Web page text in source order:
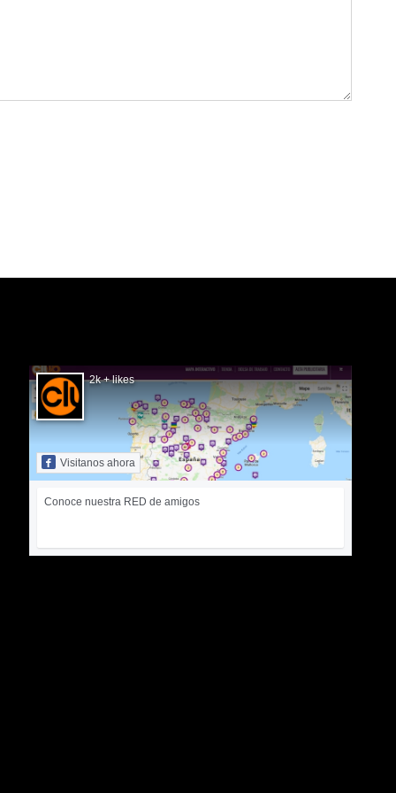
2k + likes
Visitanos ahora
Conoce nuestra RED de amigos